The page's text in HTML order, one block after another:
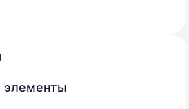
элементы